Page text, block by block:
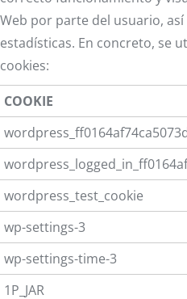
Web por parte del usuario,
estadísticas. En concreto, se
cookies:
COOKIE
wordpress_test_cookie
wp-settings-3
wp-settings-time-3
1P_JAR